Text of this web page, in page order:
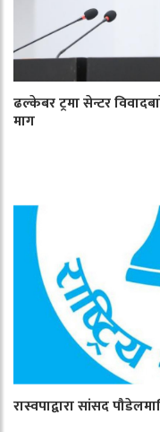
ढल्केबर ट्रमा सेन्टर
माग
रास्वपाद्वारा सांसद